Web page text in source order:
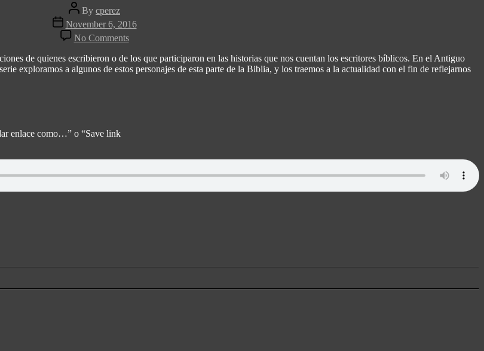
Post
author
By cperez
Post
date
November 6, 2016
No Commentson
Perfectos
Imperfectos
del
A.T.:
de quienes escribieron o de los que participaron en las historias que nos cuentan los escritores bíblicos. En el Antiguo
exploramos a algunos de estos personajes de esta parte de la Biblia, y los traemos a la actualidad con el fin de reflejarnos
enlace como…” o “Save link